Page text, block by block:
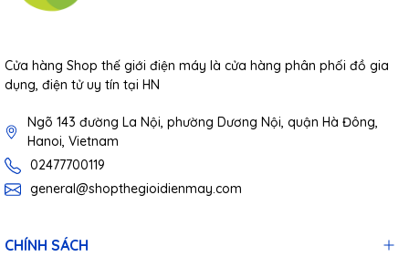
không chỉ giúp hút bụi và lông tóc ngắn trên bề mặt, mà
và các chất gây dị ứng.
Hệ thống lọc bụi hiện đại, hiệu suất lọc tối ưu
Cửa hàng Shop thế giới điện máy là cửa hàng phân phối đồ gia
dụng, điện tử uy tín tại HN
Ngõ 143 đường La Nội, phường Dương Nội, quận Hà Đông,
Hanoi, Vietnam
02477700119
general@shopthegioidienmay.com
CHÍNH SÁCH